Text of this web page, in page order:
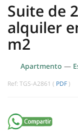
Suite de
alquiler
m2
Apartmento —
Ref: TGS-A2861 ( PDF )